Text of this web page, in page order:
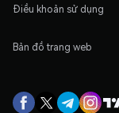
Điều khoản sử dụng
Bản đồ trang web